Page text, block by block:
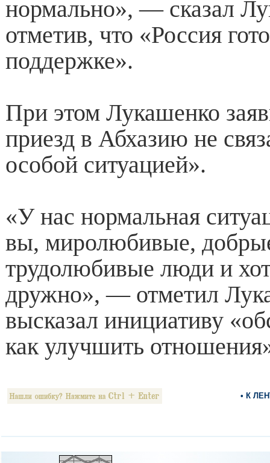
нормально», — сказал
отметив, что «Россия
поддержке».
При этом Лукашенко
приезд в Абхазию не
особой ситуацией».
«У нас нормальная
вы, миролюбивые,
трудолюбивые люди и
дружно», — отметил
высказал инициативу
как улучшить
• К